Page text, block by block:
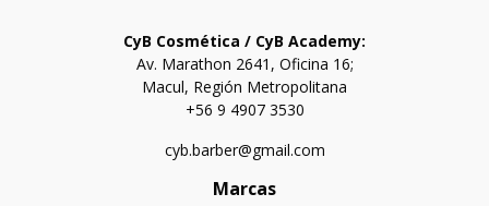
CyB Cosmética / CyB Academy:
Av. Marathon 2641, Oficina 16;
Macul, Región Metropolitana
+56 9 4907 3530
cyb.barber@gmail.com
Marcas